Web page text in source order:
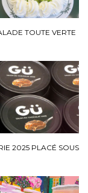
TOUTE VERTE
2025 PLACÉ SOUS